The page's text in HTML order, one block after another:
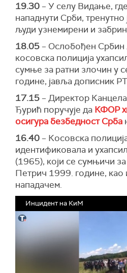
19.30 – У селу Видање,
нападнути Срби, тренутно
људи узнемирени и
18.05 – Ослобођен Србин
косовска полиција
сумње за ратни злочин у
године, јавља дописник
17.15 – Директор
Ђурић поручује да КФОР
осигура безбедност Срба
16.40 – Косовска
идентификовала и
(1965), који се сумњичи
Петрич 1999. године, као
нападачем.
Инцидент на КиМ